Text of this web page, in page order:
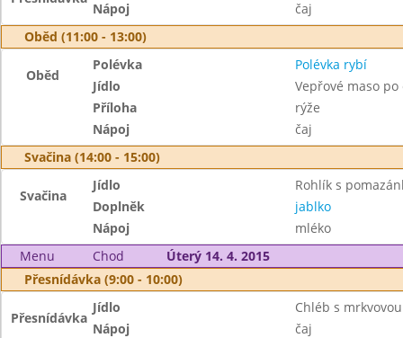
Nápoj
čaj
Oběd (11:00 - 13:00)
Oběd
Polévka
Polévka rybí
Jídlo
Vepřové maso po
Příloha
rýže
Nápoj
čaj
Svačina (14:00 - 15:00)
Svačina
Jídlo
Rohlík s
Doplněk
jablko
Nápoj
mléko
Menu
Chod
Úterý 14. 4. 2015
Přesnídávka (9:00 - 10:00)
Přesnídávka
Jídlo
Chléb s
Nápoj
čaj